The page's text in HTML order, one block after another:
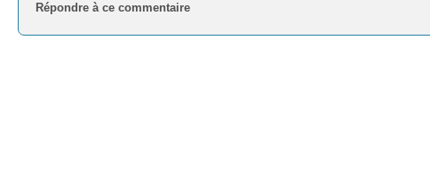
Répondre à ce commentaire